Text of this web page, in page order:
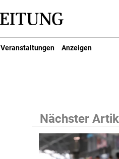
Veranstaltungen Anzeigen
Nächster